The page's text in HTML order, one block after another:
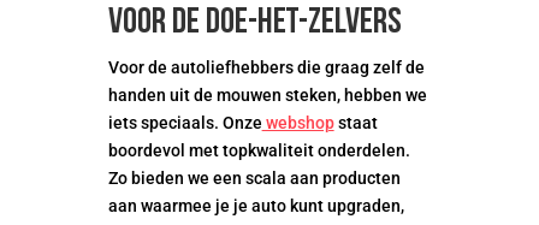
Voor de doe-het-zelvers
Voor de autoliefhebbers die graag zelf de
handen uit de mouwen steken, hebben we
iets speciaals. Onze webshopstaat
boordevol met topkwaliteit onderdelen.
Zo bieden we een scala aan producten
aan waarmee je je auto kunt upgraden,